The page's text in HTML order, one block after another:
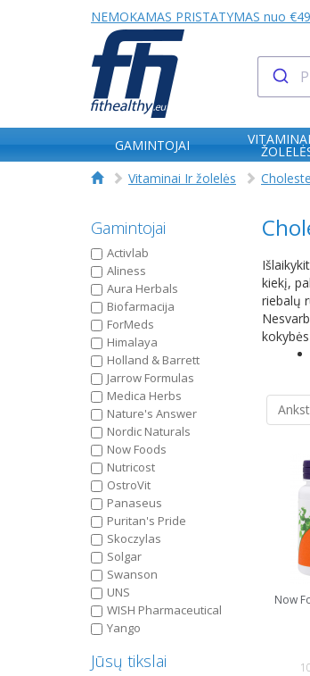
NEMOKAMAS PRISTATYMAS nuo
GAMINTOJAI
Vitaminai Ir žolelės
Gamintojai
Activlab
Aliness
Aura Herbals
Biofarmacija
ForMeds
Himalaya
Holland & Barrett
Jarrow Formulas
Medica Herbs
Nature's Answer
Nordic Naturals
Now Foods
Nutricost
OstroVit
Panaseus
Puritan's Pride
Skoczylas
Solgar
Swanson
UNS
WISH Pharmaceutical
Yango
Jūsų tikslai
kiekį,
riebalų
Now